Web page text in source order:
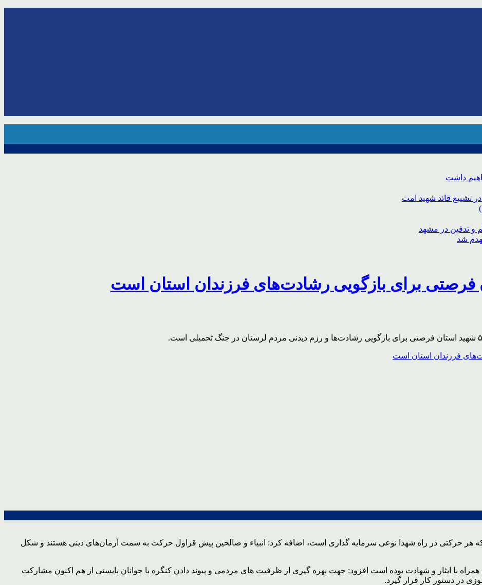
داشت
تشییع قائد شهید امت
فرصتی برای بازگویی رشادت‌های فرزندان استان است
هر حرکتی در راه شهدا نوعی سرمایه گذاری است، اضافه کرد: انبیاء و صالحین پیش قراول حرکت به سمت آرمان‌های دینی هستند و شکل
با ایثار و شهادت بوده است افزود: جهت بهره گیری از ظرفیت های مردمی و پیوند دادن کنگره با جوانان بایستی از هم اکنون مشارکت
در دستور کار قرار گیرد.